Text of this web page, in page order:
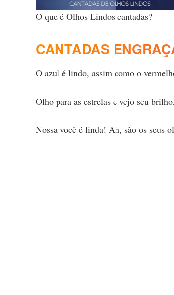
O que é Olhos Lindos cantadas?
CANTADAS
O azul é lindo, assim como o
Olho para as estrelas e vejo seu
Nossa você é linda! Ah, são os seus